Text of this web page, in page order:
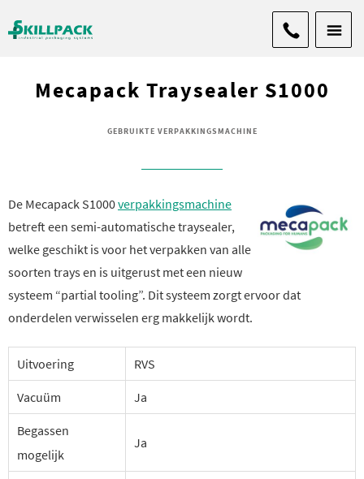
Mecapack Traysealer S1000
GEBRUIKTE VERPAKKINGSMACHINE
De Mecapack S1000verpakkingsmachine
betreft een semi-automatische traysealer,
welke geschikt is voor het verpakken van alle
soorten trays en is uitgerust met een nieuw
systeem “partial tooling”. Dit systeem zorgt ervoor dat
onderdelen verwisselen erg makkelijk wordt.
Uitvoering RVS
Vacuüm Ja
Begassen
mogelijk
Ja